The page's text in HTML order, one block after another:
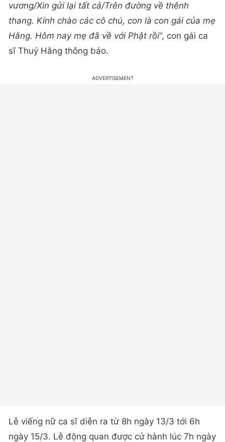
vương/Xin gửi lại tất cả/Trên đường về thênh
thang. Kính chào các cô chú, con là con gái của mẹ
Hằng. Hôm nay mẹ đã về với Phật rồi“, con gái ca
sĩ Thuý Hằng thông báo.
Lễ viếng nữ ca sĩ diễn ra từ 8h ngày 13/3 tới 6h
ngày 15/3. Lễ động quan được cử hành lúc 7h ngày